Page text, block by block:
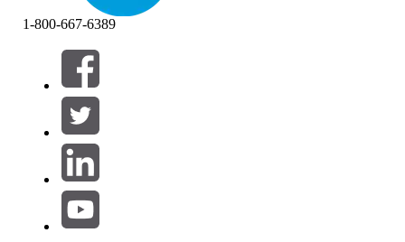
Filtros (0)
SELECCIONAR FILTROS
Área de productos
1-800-667-6389